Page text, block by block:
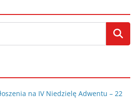
na IV Niedzielę Adwentu – 22